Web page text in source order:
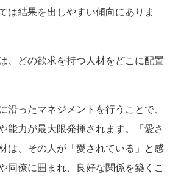
は結果を出しやすい傾向にありま
、どの欲求を持つ人材をどこに配置
ったマネジメントを行うことで、
能力が最大限発揮されます。「愛さ
は、その人が「愛されている」と感
同僚に囲まれ、良好な関係を築くこ